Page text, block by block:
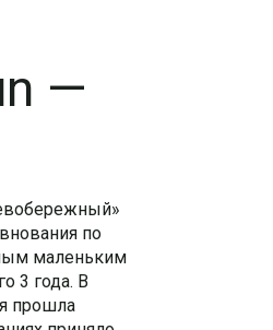
—
по
маленьким
3 года. В
прошла